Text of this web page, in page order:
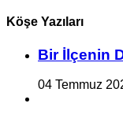
Köşe Yazıları
Bir İlçe­nin
04 Temmuz